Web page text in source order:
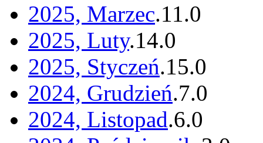
2025, Marzec.11.0
2025, Luty.14.0
2025, Styczeń.15.0
2024, Grudzień.7.0
2024, Listopad.6.0